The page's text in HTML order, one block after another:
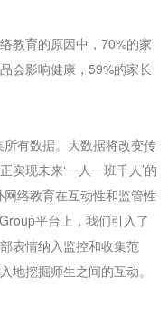
教育的原因中，70%的家
会影响健康，59%的家长
有数据。大数据将改变传
实现未来‘一人一班千人’的
络教育在互动性和监管性
平台上，我们引入了
表情纳入监控和收集范
地挖掘师生之间的互动。